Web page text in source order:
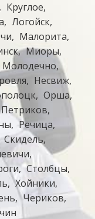
Круглое
Логойск
Малорита
Миоры
Молодечно
Несвиж
Орша
Петриков
Речица
Скидель
Столбцы
Хойники
Чериков